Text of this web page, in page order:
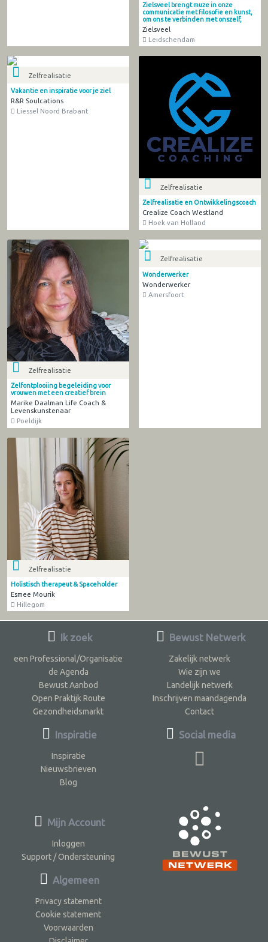
Zielsveel brengt muze in onze
communicatie met filosofie en kunst,
om ons te verbinden met onszelf,
Zielsveel
Leidschendam
Zelfrealisatie
Vakantie en inspiratie voor je ziel
R&R Soulcations
Liessel Noord Brabant
Zelfrealisatie
Zelfrealisatie en Ontwikkelingscoach
Crealize Coach Westland
Hoek van Holland
Zelfrealisatie
Zelfontplooiing begeleiding voor
vrouwen met een creatief brein
Marike Daalman Life Coach &
Levenskunstenaar
Poeldijk
Zelfrealisatie
Wonderwerker
Wonderwerker
Amersfoort
Zelfrealisatie
Holistisch therapeut & Spaceholder
Esmee Mourik
Hillegom
Ik zoek
een Professional/Organisatie
de Agenda
Bewust Aanbod
Open Praktijk Route
Gezondheidsmarkt
Inspiratie
Inspiratie
Nieuwsbrieven
Blog
Bewust Netwerk
Zakelijk netwerk
Wie zijn we
Landelijk netwerk
Inschrijven maandagenda
Contact
Social media
Mijn Account
Inloggen
Support / Ondersteuning
Algemeen
Privacy statement
Cookie statement
Voorwaarden